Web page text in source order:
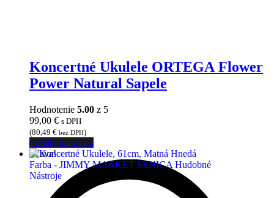
Koncertné Ukulele ORTEGA Flower
Power Natural Sapele
Hodnotenie 5.00 z 5
99,00 € s DPH
(80,49 € bez DPH)
Pridať do košíka
Zľava!